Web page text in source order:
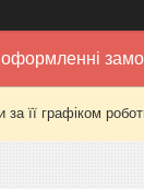
її графіком